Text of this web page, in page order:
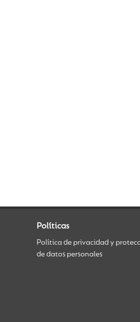
Políticas
Política de privacidad y
de datos personales